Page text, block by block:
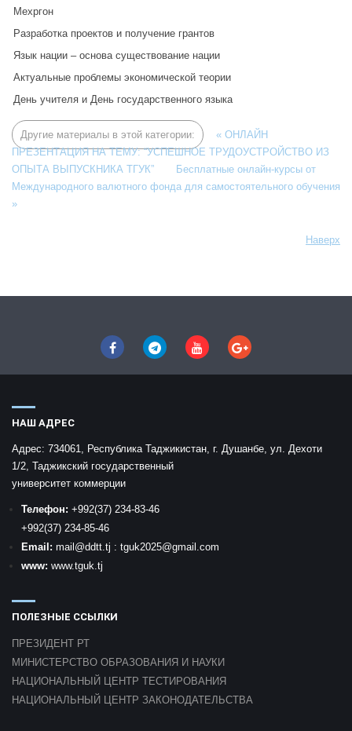
Мехргон
Разработка проектов и получение грантов
Язык нации – основа существование нации
Актуальные проблемы экономической теории
День учителя и День государственного языка
Другие материалы в этой категории:
« ОНЛАЙН
ПРЕЗЕНТАЦИЯ НА ТЕМУ: “УСПЕШНОЕ ТРУДОУСТРОЙСТВО ИЗ
ОПЫТА ВЫПУСКНИКА ТГУК”
Бесплатные онлайн-курсы от
Международного валютного фонда для самостоятельного обучения
»
Наверх
НАШ АДРЕС
Адрес: 734061, Республика Таджикистан, г. Душанбе, ул. Дехоти
1/2, Таджикский государственный
университет коммерции
Телефон: +992(37) 234-83-46
+992(37) 234-85-46
Email: mail @ddtt.tj : tguk2025@gmail.com
www: www.tguk.tj
ПОЛЕЗНЫЕ ССЫЛКИ
ПРЕЗИДЕНТ РТ
МИНИСТЕРСТВО ОБРАЗОВАНИЯ И НАУКИ
НАЦИОНАЛЬНЫЙ ЦЕНТР ТЕСТИРОВАНИЯ
НАЦИОНАЛЬНЫЙ ЦЕНТР ЗАКОНОДАТЕЛЬСТВА